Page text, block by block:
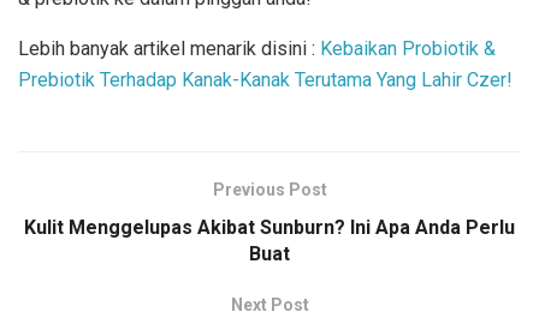
Lebih banyak artikel menarik disini : Kebaikan Probiotik &
Prebiotik Terhadap Kanak-Kanak Terutama Yang Lahir Czer!
Previous Post
Kulit Menggelupas Akibat Sunburn? Ini Apa Anda Perlu
Buat
Next Post